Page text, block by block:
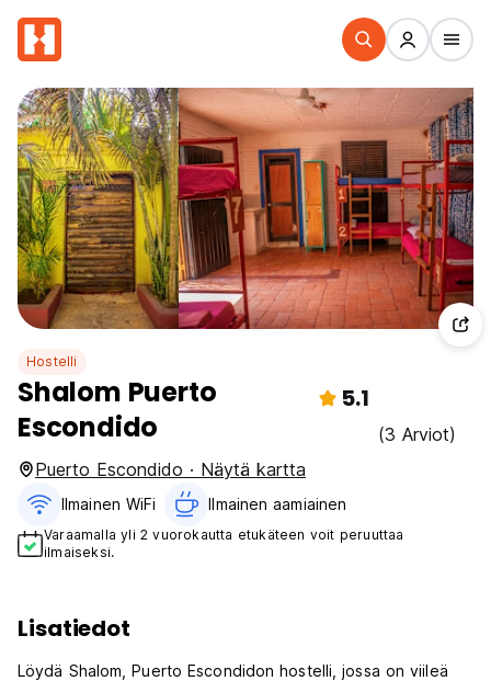
Hostelli
Shalom Puerto
Escondido
5.1
(3 Arviot)
Puerto Escondido · Näytä kartta
Ilmainen WiFi Ilmainen aamiainen‎
Varaamalla yli 2 vuorokautta etukäteen voit peruuttaa
ilmaiseksi.
Lisatiedot
Löydä Shalom, Puerto Escondidon hostelli, jossa on viileä